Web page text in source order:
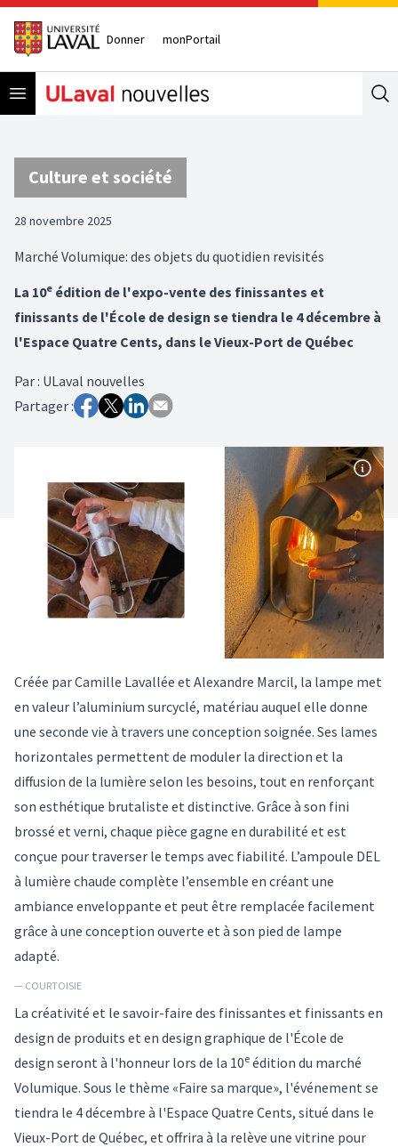
Donner monPortail
Open menu
Culture et société
28 novembre 2025
Marché Volumique: des objets du quotidien revisités
La 10e édition de l'expo-vente des finissantes et
finissants de l'École de design se tiendra le 4 décembre à
l'Espace Quatre Cents, dans le Vieux-Port de Québec
Par: ULaval nouvelles
Partager :
Créée par Camille Lavallée et Alexandre Marcil, la lampe met
en valeur l’aluminium surcyclé, matériau auquel elle donne
une seconde vie à travers une conception soignée. Ses lames
horizontales permettent de moduler la direction et la
diffusion de la lumière selon les besoins, tout en renforçant
son esthétique brutaliste et distinctive. Grâce à son fini
brossé et verni, chaque pièce gagne en durabilité et est
conçue pour traverser le temps avec fiabilité. L’ampoule DEL
à lumière chaude complète l’ensemble en créant une
ambiance enveloppante et peut être remplacée facilement
grâce à une conception ouverte et à son pied de lampe
adapté.
— COURTOISIE
La créativité et le savoir-faire des finissantes et finissants en
design de produits et en design graphique de l'École de
design seront à l'honneur lors de la 10e édition du marché
Volumique. Sous le thème «Faire sa marque», l'événement se
tiendra le 4 décembre à l'Espace Quatre Cents, situé dans le
Vieux-Port de Québec, et offrira à la relève une vitrine pour